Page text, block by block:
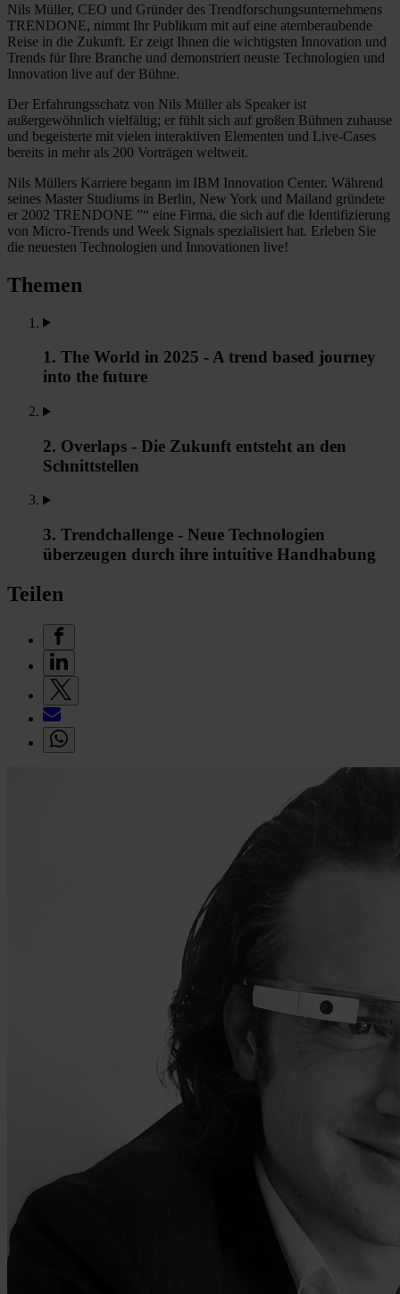
Nils Müller, CEO und Gründer des Trendforschungsunternehmens
TRENDONE, nimmt Ihr Publikum mit auf eine atemberaubende
Reise in die Zukunft. Er zeigt Ihnen die wichtigsten Innovation und
Trends für Ihre Branche und demonstriert neuste Technologien und
Innovation live auf der Bühne.
Der Erfahrungsschatz von Nils Müller als Speaker ist
außergewöhnlich vielfältig; er fühlt sich auf großen Bühnen zuhause
und begeisterte mit vielen interaktiven Elementen und Live-Cases
bereits in mehr als 200 Vorträgen weltweit.
Nils Müllers Karriere begann im IBM Innovation Center. Während
seines Master Studiums in Berlin, New York und Mailand gründete
er 2002 TRENDONE ”“ eine Firma, die sich auf die Identifizierung
von Micro-Trends und Week Signals spezialisiert hat. Erleben Sie
die neuesten Technologien und Innovationen live!
Themen
1. The World in 2025 - A trend based journey
into the future
2. Overlaps - Die Zukunft entsteht an den
Schnittstellen
3. Trendchallenge - Neue Technologien
überzeugen durch ihre intuitive Handhabung
Teilen